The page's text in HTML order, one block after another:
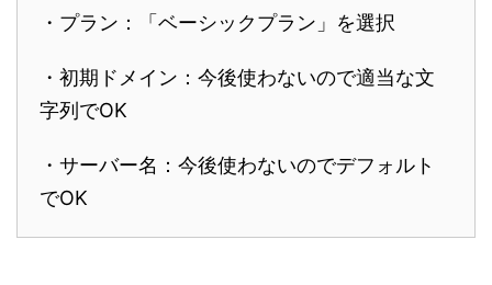
・プラン：「ベーシックプラン」を選択
・初期ドメイン：今後使わないので適当な文
字列でOK
・サーバー名：今後使わないのでデフォルト
でOK